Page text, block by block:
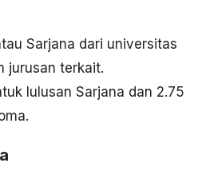
Sarjana dari universitas
jurusan terkait.
lulusan Sarjana dan 2.75